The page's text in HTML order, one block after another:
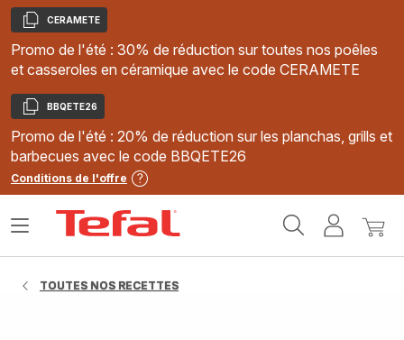
Copier
CERAMETE
Promo de l'été : 30% de réduction sur toutes nos poêles
et casseroles en céramique avec le code CERAMETE
Copier
BBQETE26
Promo de l'été : 20% de réduction sur les planchas, grills et
barbecues avec le code BBQETE26
Conditions de l'offre
MonMon
Ouvrir
TOUTES NOS RECETTES